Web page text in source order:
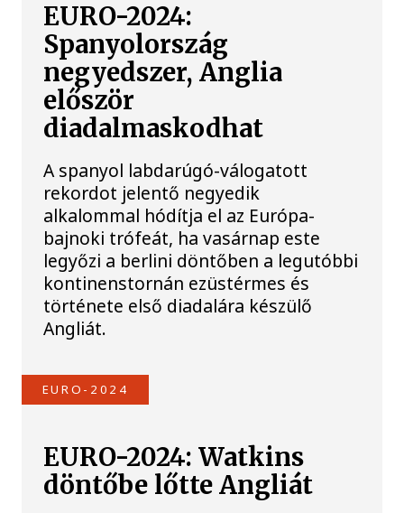
EURO-2024:
Spanyolország
negyedszer, Anglia
először
diadalmaskodhat
A spanyol labdarúgó-válogatott
rekordot jelentő negyedik
alkalommal hódítja el az Európa-
bajnoki trófeát, ha vasárnap este
legyőzi a berlini döntőben a legutóbbi
kontinenstornán ezüstérmes és
története első diadalára készülő
Angliát.
EURO-2024
EURO-2024: Watkins
döntőbe lőtte Angliát